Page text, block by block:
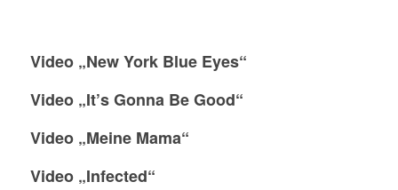
Video „New York Blue Eyes“
Video „It’s Gonna Be Good“
Video „Meine Mama“
Video „Infected“